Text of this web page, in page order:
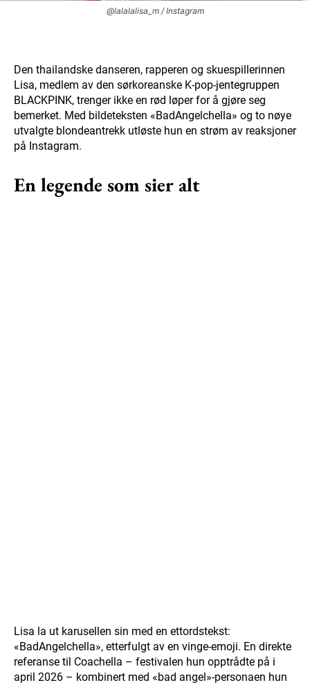
@lalalalisa_m / Instagram
Den thailandske danseren, rapperen og skuespillerinnen
Lisa, medlem av den sørkoreanske K-pop-jentegruppen
BLACKPINK, trenger ikke en rød løper for å gjøre seg
bemerket. Med bildeteksten «BadAngelchella» og to nøye
utvalgte blondeantrekk utløste hun en strøm av reaksjoner
på Instagram.
En legende som sier alt
Lisa la ut karusellen sin med en ettordstekst:
«BadAngelchella», etterfulgt av en vinge-emoji. En direkte
referanse til Coachella – festivalen hun opptrådte på i
april 2026 – kombinert med «bad angel»-personaen hun